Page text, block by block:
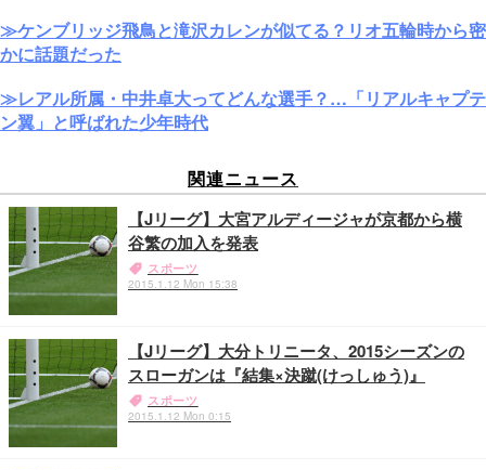
≫ケンブリッジ飛鳥と滝沢カレンが似てる？リオ五輪時から密
かに話題だった
≫レアル所属・中井卓大ってどんな選手？…「リアルキャプテ
ン翼」と呼ばれた少年時代
関連ニュース
【Jリーグ】大宮アルディージャが京都から横
谷繁の加入を発表
スポーツ
2015.1.12 Mon 15:38
【Jリーグ】大分トリニータ、2015シーズンの
スローガンは『結集×決蹴(けっしゅう)』
スポーツ
2015.1.12 Mon 0:15